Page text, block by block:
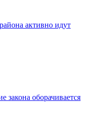
активно идут
закона оборачивается